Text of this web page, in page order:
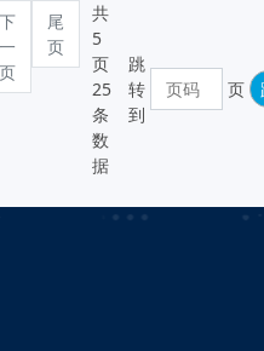
下
一
页
尾
页
共
5
页
25
条
数
据
跳
转
到
页